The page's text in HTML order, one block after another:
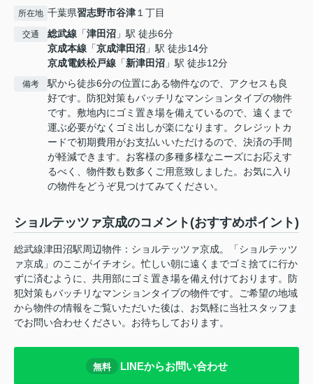
所在地 千葉県習志野市谷津 １丁目
交通 総武線 「津田沼 」駅 徒歩6分
京成本線 「京成津田沼 」駅 徒歩14分
京成電鉄松戸線 「新津田沼 」駅 徒歩12分
備考
駅から徒歩6分の位置にある物件なので、アクセスも良
好です。防犯対策もバッチリなマンションタイプの物件
です。敷地内にゴミ置き場を備えているので、遠くまで
運ぶ必要がなくゴミ出しが楽になります。クレジットカ
ードで初期費用がお支払いいただけるので、決済の手間
が軽減できます。お客様の多種多様なニーズにお応えす
るべく、物件数も数多くご用意致しました。お気に入り
の物件をどうぞ見つけてみてください。
ショルテッツァ京成のコメント(おすすめポイント)
総武線津田沼駅周辺物件：ショルテッツァ京成。「ショルテッツ
ァ京成」のここがイチオシ。忙しい朝に遠くまでゴミ捨てに行か
ずに済むように、共用部にゴミ置き場を備え付けております。防
犯対策もバッチリなマンションタイプの物件です。ご希望の地域
から物件の情報をご覧いただいた後は、お気軽に当社スタッフま
でお問い合わせください。お待ちしております。
無料 LINEからお問い合わせ